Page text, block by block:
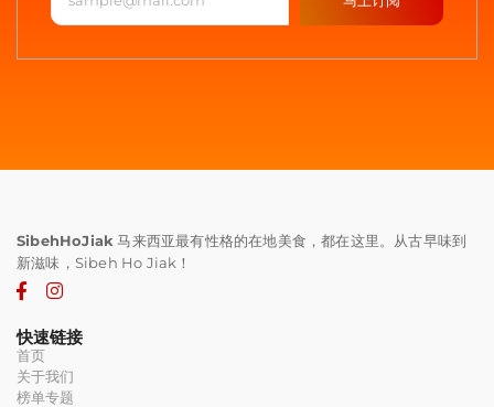
SibehHoJiak 马来西亚最有性格的在地美食，都在这里。从古早味到
新滋味，Sibeh Ho Jiak！
快速链接
首页
关于我们
榜单专题